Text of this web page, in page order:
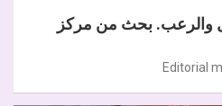
والرعب. بحث من مركز
Editorial